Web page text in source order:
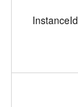
InstanceId